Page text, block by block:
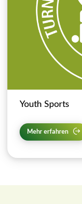
Youth Sports
Mehr erfahren